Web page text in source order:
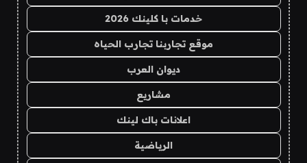
خدمات با كلينك 2026
موقع تجاربنا تجارب الحياه
ديوان العرب
مشاريع
اعلانات باك لينك
الرياضية